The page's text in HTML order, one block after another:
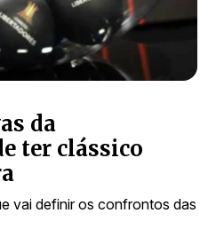
da
ter clássico
vai definir os confrontos das